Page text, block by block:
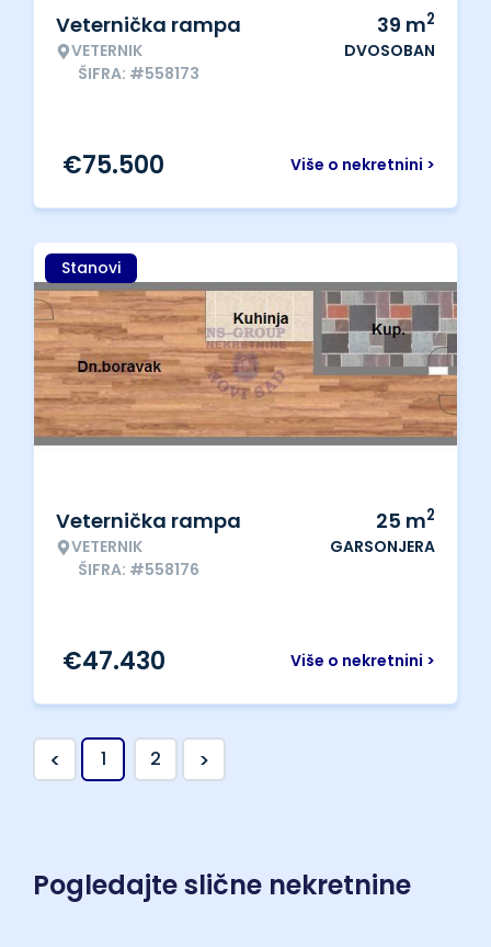
Veternička rampa
VETERNIK
ŠIFRA: #558173
39 m2
DVOSOBAN
Više o nekretnini >
€75.500
Stanovi
Veternička rampa
VETERNIK
ŠIFRA: #558176
25 m2
GARSONJERA
Više o nekretnini >
€47.430
< 1 2 >
Pogledajte slične nekretnine